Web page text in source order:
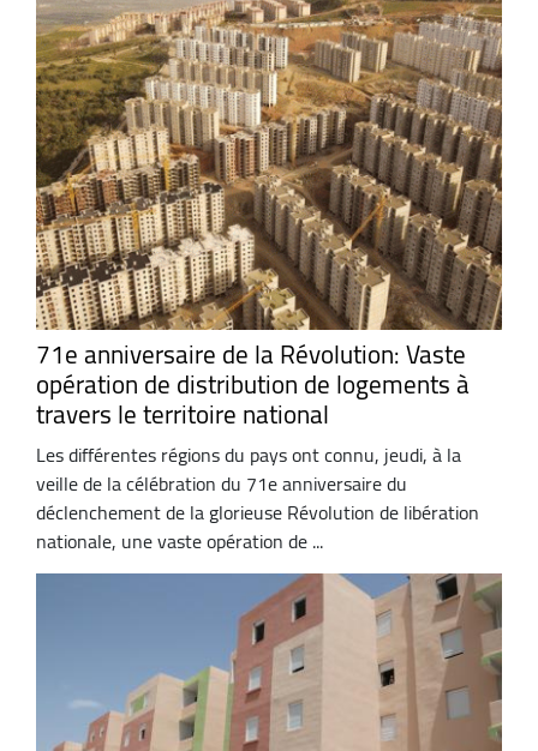
71e anniversaire de la Révolution: Vaste
opération de distribution de logements à
travers le territoire national
Les différentes régions du pays ont connu, jeudi, à la
veille de la célébration du 71e anniversaire du
déclenchement de la glorieuse Révolution de libération
nationale, une vaste opération de ...